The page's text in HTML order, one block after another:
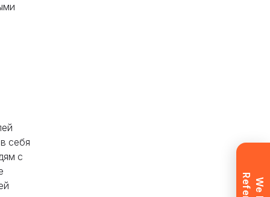
себя
с